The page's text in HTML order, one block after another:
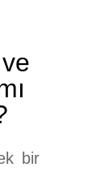
bir